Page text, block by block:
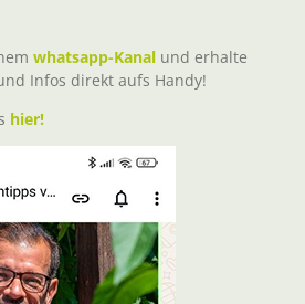
whatsapp-Kanal und erhalte
Infos direkt aufs Handy!
hier!